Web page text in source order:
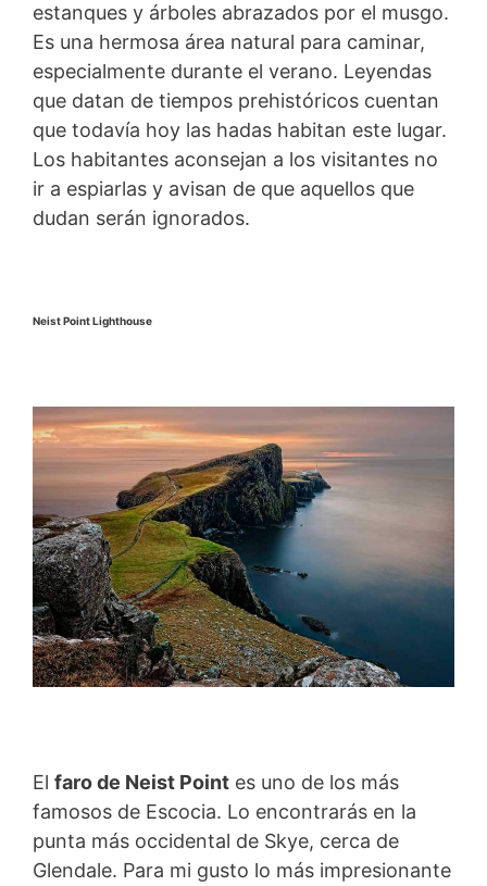
estanques y árboles abrazados por el musgo.
Es una hermosa área natural para caminar,
especialmente durante el verano. Leyendas
que datan de tiempos prehistóricos cuentan
que todavía hoy las hadas habitan este lugar.
Los habitantes aconsejan a los visitantes no
ir a espiarlas y avisan de que aquellos que
dudan serán ignorados.
Neist Point Lighthouse
El faro de Neist Point es uno de los más
famosos de Escocia. Lo encontrarás en la
punta más occidental de Skye, cerca de
Glendale. Para mi gusto lo más impresionante